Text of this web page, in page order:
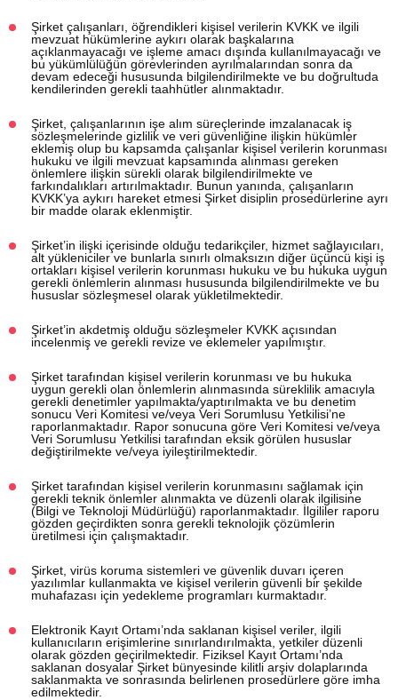
Şirket çalışanları, öğrendikleri kişisel verilerin KVKK ve ilgili
mevzuat hükümlerine aykırı olarak başkalarına
açıklanmayacağı ve işleme amacı dışında kullanılmayacağı ve
bu yükümlülüğün görevlerinden ayrılmalarından sonra da
devam edeceği hususunda bilgilendirilmekte ve bu doğrultuda
kendilerinden gerekli taahhütler alınmaktadır.
Şirket, çalışanlarının işe alım süreçlerinde imzalanacak iş
sözleşmelerinde gizlilik ve veri güvenliğine ilişkin hükümler
eklemiş olup bu kapsamda çalışanlar kişisel verilerin korunması
hukuku ve ilgili mevzuat kapsamında alınması gereken
önlemlere ilişkin sürekli olarak bilgilendirilmekte ve
farkındalıkları artırılmaktadır. Bunun yanında, çalışanların
KVKK’ya aykırı hareket etmesi Şirket disiplin prosedürlerine ayrı
bir madde olarak eklenmiştir.
Şirket’in ilişki içerisinde olduğu tedarikçiler, hizmet sağlayıcıları,
alt yükleniciler ve bunlarla sınırlı olmaksızın diğer üçüncü kişi iş
ortakları kişisel verilerin korunması hukuku ve bu hukuka uygun
gerekli önlemlerin alınması hususunda bilgilendirilmekte ve bu
hususlar sözleşmesel olarak yükletilmektedir.
Şirket’in akdetmiş olduğu sözleşmeler KVKK açısından
incelenmiş ve gerekli revize ve eklemeler yapılmıştır.
Şirket tarafından kişisel verilerin korunması ve bu hukuka
uygun gerekli olan önlemlerin alınmasında süreklilik amacıyla
gerekli denetimler yapılmakta/yaptırılmakta ve bu denetim
sonucu Veri Komitesi ve/veya Veri Sorumlusu Yetkilisi’ne
raporlanmaktadır. Rapor sonucuna göre Veri Komitesi ve/veya
Veri Sorumlusu Yetkilisi tarafından eksik görülen hususlar
değiştirilmekte ve/veya iyileştirilmektedir.
Şirket tarafından kişisel verilerin korunmasını sağlamak için
gerekli teknik önlemler alınmakta ve düzenli olarak ilgilisine
(Bilgi ve Teknoloji Müdürlüğü) raporlanmaktadır. İlgililer raporu
gözden geçirdikten sonra gerekli teknolojik çözümlerin
üretilmesi için çalışmaktadır.
Şirket, virüs koruma sistemleri ve güvenlik duvarı içeren
yazılımlar kullanmakta ve kişisel verilerin güvenli bir şekilde
muhafazası için yedekleme programları kurmaktadır.
Elektronik Kayıt Ortamı’nda saklanan kişisel veriler, ilgili
kullanıcıların erişimlerine sınırlandırılmakta, yetkiler düzenli
olarak gözden geçirilmektedir. Fiziksel Kayıt Ortamı’nda
saklanan dosyalar Şirket bünyesinde kilitli arşiv dolaplarında
saklanmakta ve sonrasında belirlenen prosedürlere göre imha
edilmektedir.